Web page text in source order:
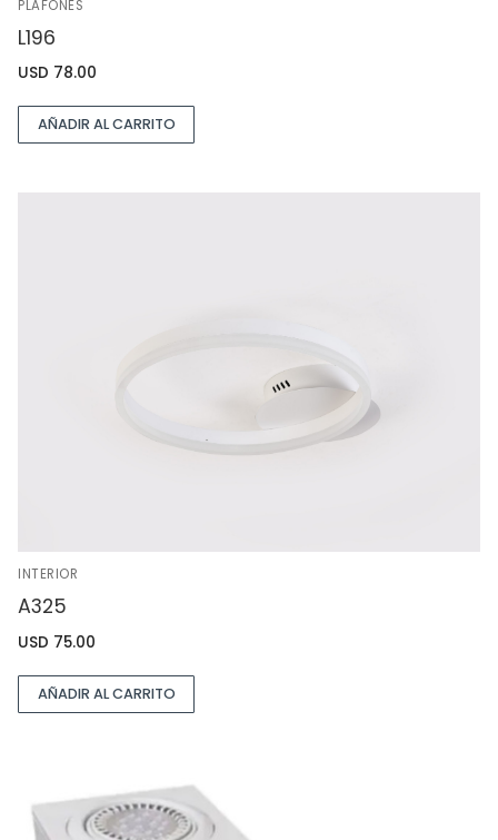
PLAFONES
L196
USD 78.00
AÑADIR AL CARRITO
INTERIOR
A325
USD 75.00
AÑADIR AL CARRITO